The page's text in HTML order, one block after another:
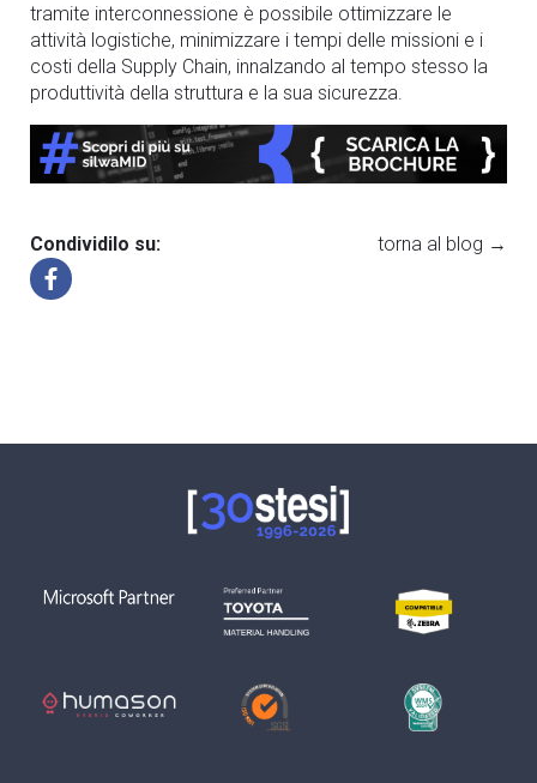
tramite interconnessione è possibile ottimizzare le
attività logistiche, minimizzare i tempi delle missioni e i
costi della Supply Chain, innalzando al tempo stesso la
produttività della struttura e la sua sicurezza.
Condividilo su: torna al blog →